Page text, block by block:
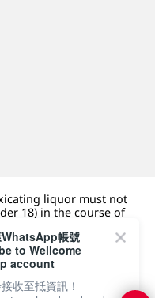
liquor must not
18) in the course of
成年人 (18 歲以下人士)
帳號
to Wellcome
account
收至抵資訊！